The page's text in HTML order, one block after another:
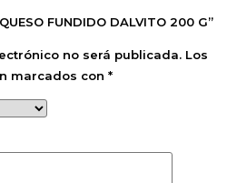
FUNDIDO DALVITO 200 G”
no será publicada. Los
marcados con *